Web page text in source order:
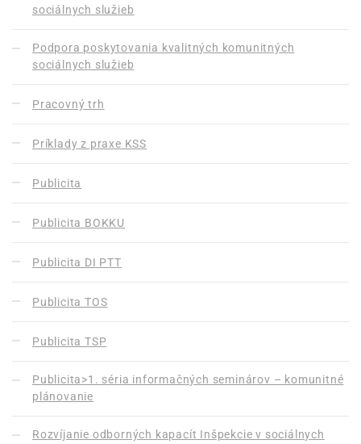
sociálnych služieb
Podpora poskytovania kvalitných komunitných
sociálnych služieb
Pracovný trh
Príklady z praxe KSS
Publicita
Publicita BOKKU
Publicita DI PTT
Publicita TOS
Publicita TSP
Publicita>1. séria informačných seminárov – komunitné
plánovanie
Rozvíjanie odborných kapacít Inšpekcie v sociálnych